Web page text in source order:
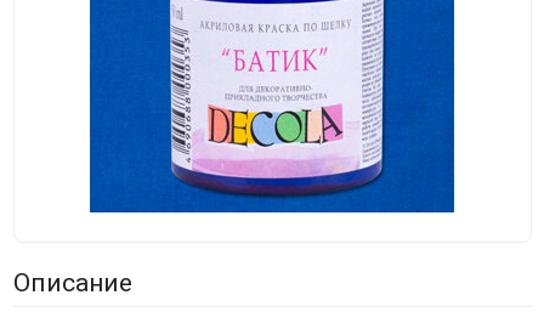
Описание